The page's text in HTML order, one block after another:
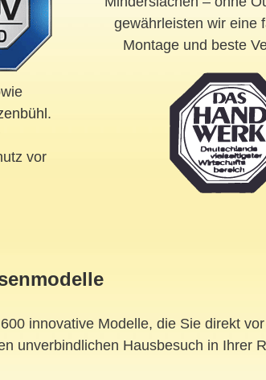
.
vor
gewährleisten wir eine
Montage und beste
innovative Modelle, die Sie direkt
unverbindlichen Hausbesuch in Ihrer